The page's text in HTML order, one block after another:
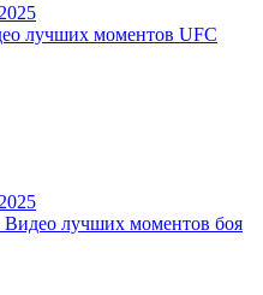
лучших моментов UFC
лучших моментов боя